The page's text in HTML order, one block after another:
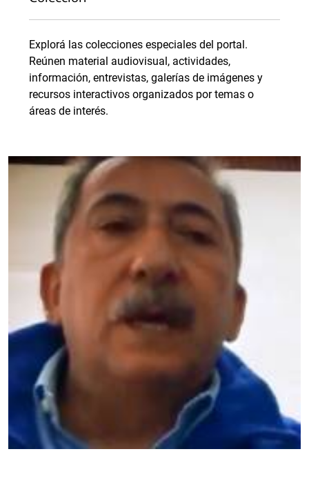
Explorá las colecciones especiales del portal.
Reúnen material audiovisual, actividades,
información, entrevistas, galerías de imágenes y
recursos interactivos organizados por temas o
áreas de interés.